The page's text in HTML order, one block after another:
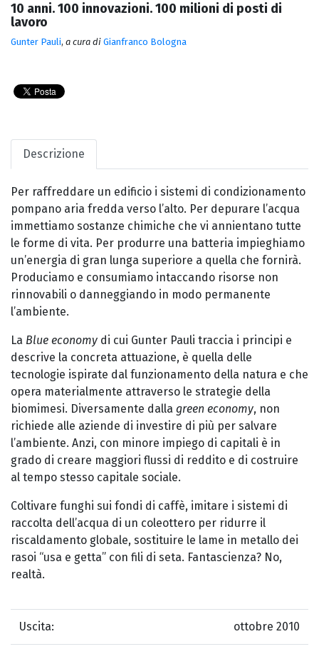
10 anni. 100 innovazioni. 100 milioni di posti di
lavoro
Gunter Pauli, a cura di Gianfranco Bologna
Descrizione
Per raffreddare un edificio i sistemi di condizionamento
pompano aria fredda verso l’alto. Per depurare l’acqua
immettiamo sostanze chimiche che vi annientano tutte
le forme di vita. Per produrre una batteria impieghiamo
un’energia di gran lunga superiore a quella che fornirà.
Produciamo e consumiamo intaccando risorse non
rinnovabili o danneggiando in modo permanente
l’ambiente.
La Blue economy di cui Gunter Pauli traccia i principi e
descrive la concreta attuazione, è quella delle
tecnologie ispirate dal funzionamento della natura e che
opera materialmente attraverso le strategie della
biomimesi. Diversamente dalla green economy, non
richiede alle aziende di investire di più per salvare
l’ambiente. Anzi, con minore impiego di capitali è in
grado di creare maggiori flussi di reddito e di costruire
al tempo stesso capitale sociale.
Coltivare funghi sui fondi di caffè, imitare i sistemi di
raccolta dell’acqua di un coleottero per ridurre il
riscaldamento globale, sostituire le lame in metallo dei
rasoi “usa e getta” con fili di seta. Fantascienza? No,
realtà.
Uscita: ottobre 2010